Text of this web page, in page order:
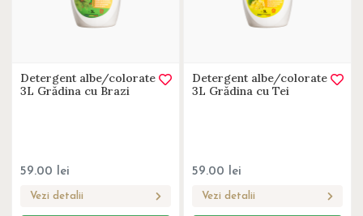
Detergent albe/colorate
3L Grădina cu Brazi
59.00 lei
Vezi detalii
Detergent albe/colorate
3L Grădina cu Tei
59.00 lei
Vezi detalii